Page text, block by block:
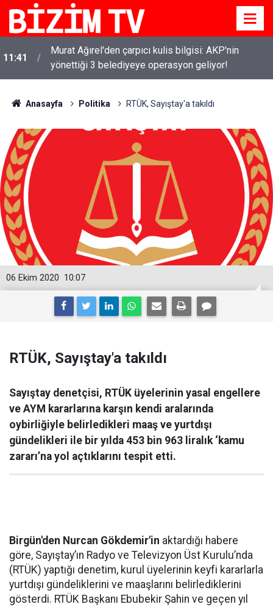
11:41
Murat Ağırel'den çarpıcı kulis bilgisi: AKP'nin
11:37
Başkan Tugay'dan Kazakistan iş dünyasına İzmir
daveti
Anasayfa Politika RTÜK, Sayıştay'a takıldı
10:07
06 Ekim 2020
RTÜK, Sayıştay'a takıldı
Sayıştay denetçisi, RTÜK üyelerinin yasal engellere
ve AYM kararlarına karşın kendi aralarında
oybirliğiyle belirledikleri maaş ve yurtdışı
gündelikleri ile bir yılda 453 bin 963 liralık ‘kamu
zararı’na yol açtıklarını tespit etti.
Birgün'den Nurcan Gökdemir'in aktardığı habere
göre, Sayıştay’ın Radyo ve Televizyon Üst Kurulu’nda
(RTÜK) yaptığı denetim, kurul üyelerinin keyfi kararlarla
yurtdışı gündeliklerini ve maaşlarını belirlediklerini
gösterdi. RTÜK Başkanı Ebubekir Şahin ve geçen yıl